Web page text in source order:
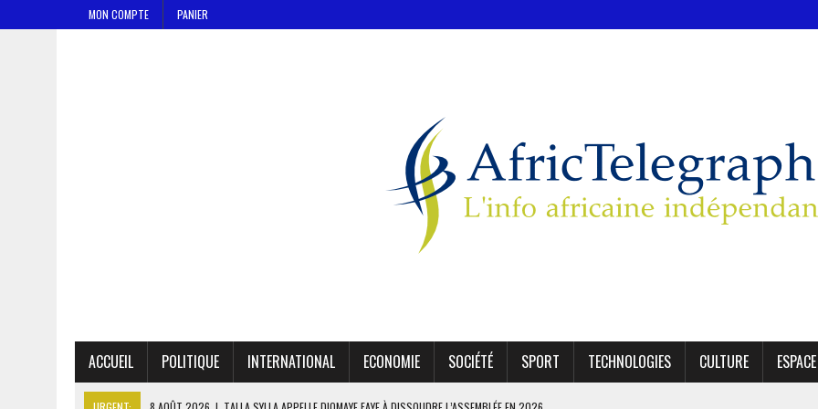
MON COMPTE PANIER
ACCUEIL POLITIQUE INTERNATIONAL ECONOMIE SOCIÉTÉ SPORT TECHNOLOGIES CULTURE